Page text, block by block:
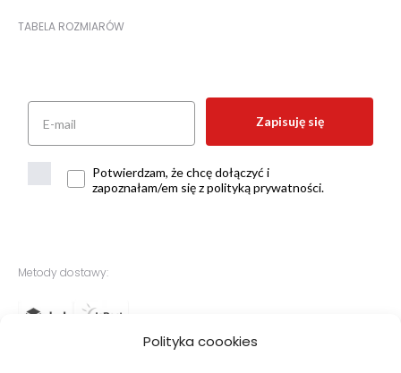
Polityka coookies
TABELA ROZMIARÓW
Zapisuję się
Potwierdzam, że chcę dołączyć i
zapoznałam/em się z polityką prywatności.
Metody dostawy: